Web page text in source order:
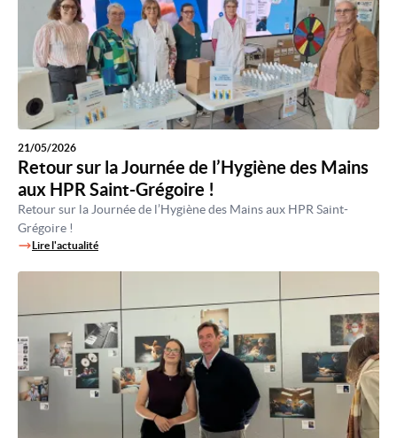
21/05/2026
Retour sur la Journée de l’Hygiène des Mains
aux HPR Saint-Grégoire !
Retour sur la Journée de l’Hygiène des Mains aux HPR Saint-
Grégoire !
Lire l'actualité